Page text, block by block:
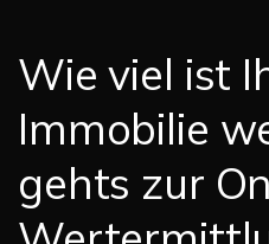
Wie viel ist
Immobilie
gehts zur